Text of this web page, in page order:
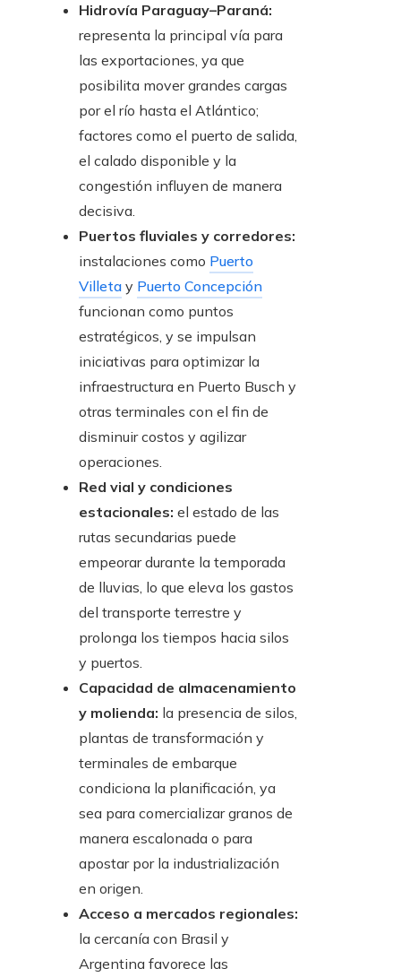
Hidrovía Paraguay–Paraná:
representa la principal vía para
las exportaciones, ya que
posibilita mover grandes cargas
por el río hasta el Atlántico;
factores como el puerto de salida,
el calado disponible y la
congestión influyen de manera
decisiva.
Puertos fluviales y corredores:
instalaciones como Puerto
Villeta y Puerto Concepción
funcionan como puntos
estratégicos, y se impulsan
iniciativas para optimizar la
infraestructura en Puerto Busch y
otras terminales con el fin de
disminuir costos y agilizar
operaciones.
Red vial y condiciones
estacionales: el estado de las
rutas secundarias puede
empeorar durante la temporada
de lluvias, lo que eleva los gastos
del transporte terrestre y
prolonga los tiempos hacia silos
y puertos.
Capacidad de almacenamiento
y molienda: la presencia de silos,
plantas de transformación y
terminales de embarque
condiciona la planificación, ya
sea para comercializar granos de
manera escalonada o para
apostar por la industrialización
en origen.
Acceso a mercados regionales:
la cercanía con Brasil y
Argentina favorece las